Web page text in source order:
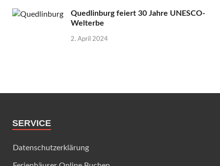
Quedlinburg feiert 30 Jahre UNESCO-
Welterbe
2. April 2024
SERVICE
Datenschutzerklärung